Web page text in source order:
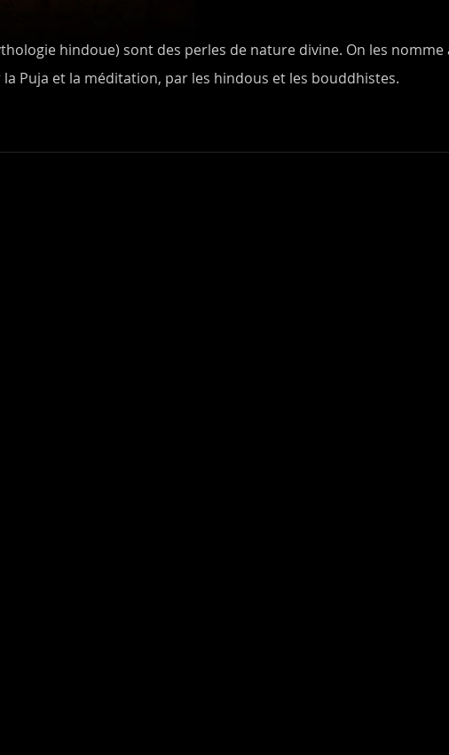
hindoue) sont des perles de nature divine. On les
Puja et la méditation, par les hindous et les bouddhistes.